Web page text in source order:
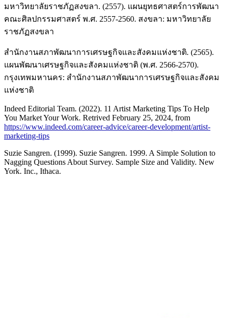
มหาวิทยาลัยราชภัฏสงขลา. (2557). แผนยุทธศาสตร์การพัฒนา
คณะศิลปกรรมศาสตร์ พ.ศ. 2557-2560. สงขลา: มหาวิทยาลัย
ราชภัฏสงขลา
สำนักงานสภาพัฒนาการเศรษฐกิจและสังคมแห่งชาติ. (2565).
แผนพัฒนาเศรษฐกิจและสังคมแห่งชาติ (พ.ศ. 2566-2570).
กรุงเทพมหานคร: สำนักงานสภาพัฒนาการเศรษฐกิจและสังคม
แห่งชาติ
Indeed Editorial Team. (2022). 11 Artist Marketing Tips To Help
You Market Your Work. Retrived February 25, 2024, from
https://www.indeed.com/career-advice/career-development/artist-
marketing-tips
Suzie Sangren. (1999). Suzie Sangren. 1999. A Simple Solution to
Nagging Questions About Survey. Sample Size and Validity. New
York. Inc., Ithaca.